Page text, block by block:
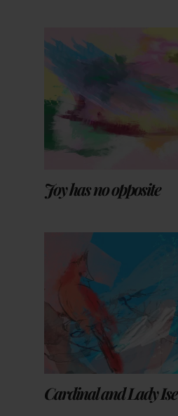
Joy has no opposite
Cardinal and Lady Ise